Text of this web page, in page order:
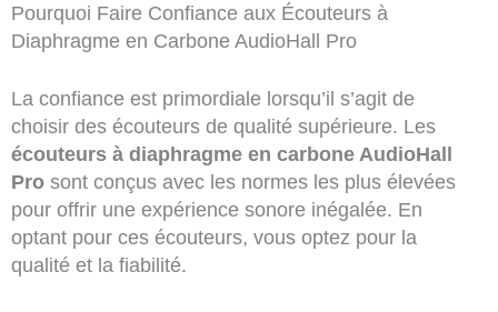
Pourquoi Faire Confiance aux Écouteurs à
Diaphragme en Carbone AudioHall Pro
La confiance est primordiale lorsqu’il s’agit de
choisir des écouteurs de qualité supérieure. Les
écouteurs à diaphragme en carbone AudioHall
Prosont conçus avec les normes les plus élevées
pour offrir une expérience sonore inégalée. En
optant pour ces écouteurs, vous optez pour la
qualité et la fiabilité.